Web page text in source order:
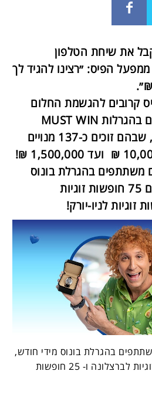
את שיחת הטלפון
הפיס: ״רצינו להגיד לך
קרובים להגשמת החלום
הזה, שהינם משתתפים בהגרלות MUST WIN
המתקיימות מדי שבוע, שבהם זוכים כ-137 מנויים
משתתפים בהגרלת בונוס
מידי חודש, בה מוגרלים 75 חופשות זוגיות
בהגרלת בונוס מידי חודש,
בה מוגרלים 75 חופשות זוגיות לברצלונה ו- 25 חופשות